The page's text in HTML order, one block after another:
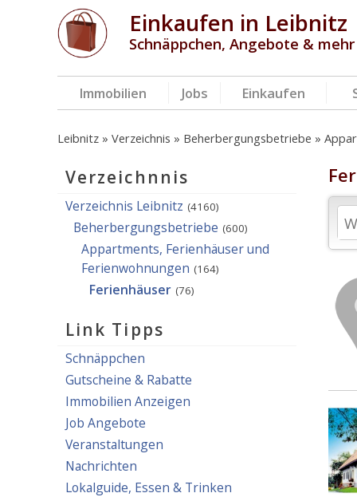
Einkaufen in Leibnitz
Schnäppchen, Angebote & mehr
Immobilien Jobs Einkaufen
Leibnitz Verzeichnis Beherbergungsbetriebe
Verzeichnnis
Verzeichnis Leibnitz (4160)
Beherbergungsbetriebe (600)
Appartments, Ferienhäuser und
Ferienwohnungen (164)
Ferienhäuser (76)
Link Tipps
Schnäppchen
Gutscheine & Rabatte
Immobilien Anzeigen
Job Angebote
Veranstaltungen
Nachrichten
Lokalguide, Essen & Trinken